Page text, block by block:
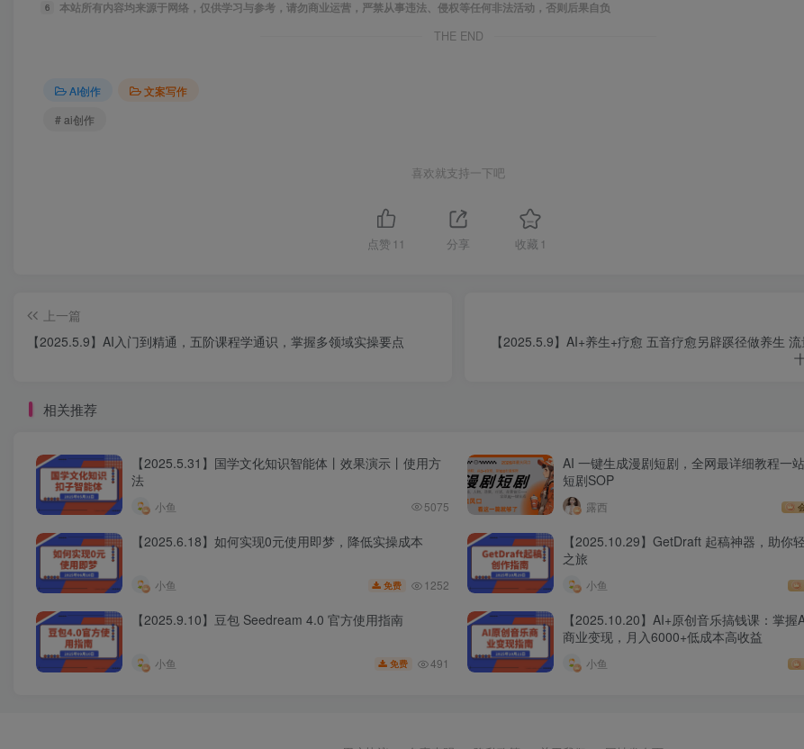
6
本站所有内容均来源于网络，仅供学习与参考，请勿商业运营，严禁从事违法、侵权等任何非法活动，否则后果自负
THE END
AI创作
文案写作
# ai创作
喜欢就支持一下吧
点赞 11 分享 收藏 1
上一篇
【2025.5.9】AI入门到精通，五阶课程学通识，掌握多领域实操要点
【2025.5.9】AI+养生+疗愈 五音疗愈另辟蹊径做养生
相关推荐
【2025.5.31】国学文化知识智能体丨效果演示丨使用方
法
小鱼 5075
AI 一键生成漫剧短剧，全网最详细教程一
短剧SOP
露西
【2025.6.18】如何实现0元使用即梦，降低实操成本
小鱼 免费 1252
【2025.10.29】GetDraft 起稿神器，助你
之旅
小鱼
【2025.9.10】豆包 Seedream 4.0 官方使用指南
小鱼 免费 491
【2025.10.20】AI+原创音乐搞钱课：掌握
商业变现，月入6000+低成本高收益
小鱼